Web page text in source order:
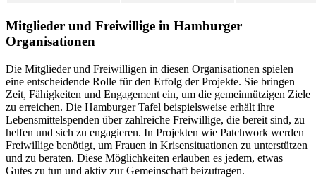
Mitglieder und Freiwillige in Hamburger
Organisationen
Die Mitglieder und Freiwilligen in diesen Organisationen spielen
eine entscheidende Rolle für den Erfolg der Projekte. Sie bringen
Zeit, Fähigkeiten und Engagement ein, um die gemeinnützigen Ziele
zu erreichen. Die Hamburger Tafel beispielsweise erhält ihre
Lebensmittelspenden über zahlreiche Freiwillige, die bereit sind, zu
helfen und sich zu engagieren. In Projekten wie Patchwork werden
Freiwillige benötigt, um Frauen in Krisensituationen zu unterstützen
und zu beraten. Diese Möglichkeiten erlauben es jedem, etwas
Gutes zu tun und aktiv zur Gemeinschaft beizutragen.